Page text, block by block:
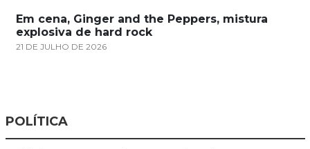
Em cena, Ginger and the Peppers, mistura
explosiva de hard rock
21 DE JULHO DE 2026
POLÍTICA